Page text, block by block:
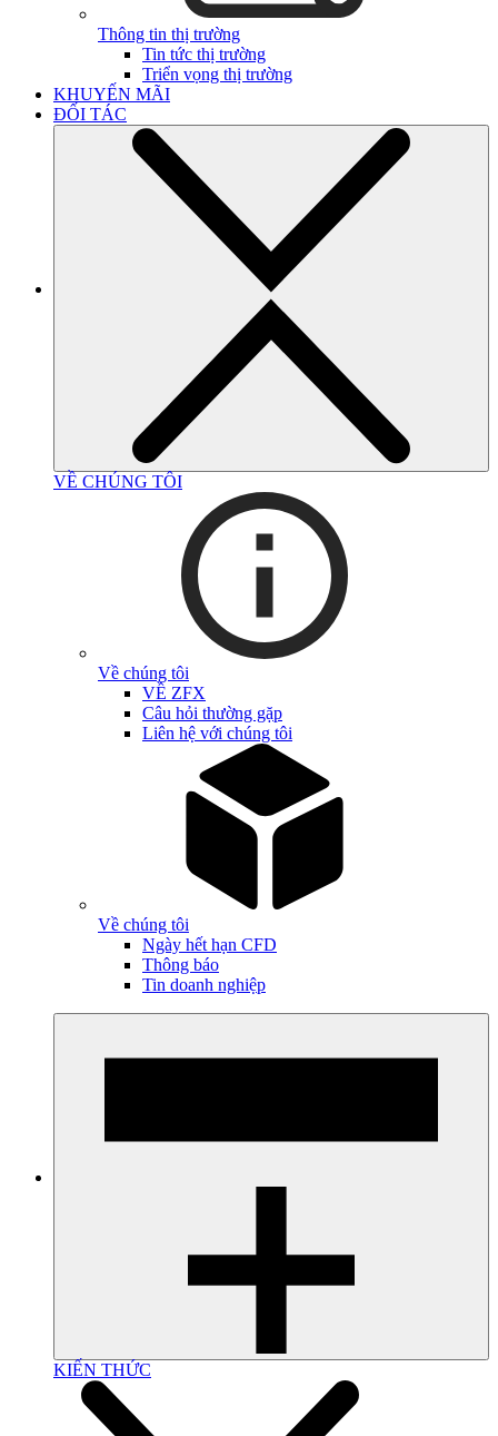
Thông tin thị trường
Tin tức thị trường
Triển vọng thị trường
KHUYẾN MÃI
ĐỐI TÁC
VỀ CHÚNG TÔI
Về chúng tôi
VỀ ZFX
Câu hỏi thường gặp
Liên hệ với chúng tôi
Về chúng tôi
Ngày hết hạn CFD
Thông báo
Tin doanh nghiệp
KIẾN THỨC